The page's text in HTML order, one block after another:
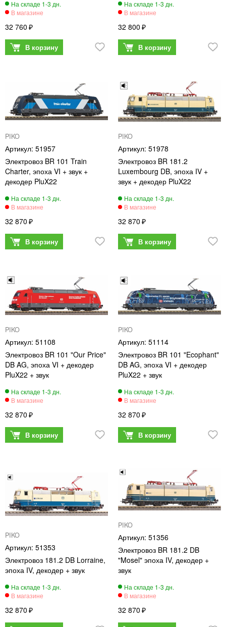
32 760 32 800
PIKO
51957
Электровоз BR 101 Train
Charter, эпоха VI + звук +
декодер PluX22
32 870
PIKO
51978
Электровоз BR 181.2
Luxembourg DB, эпоха IV +
звук + декодер PluX22
32 870
PIKO
51108
Электровоз BR 101 "Our Price"
DB AG, эпоха VI + декодер
PluX22 + звук
32 870
PIKO
51114
Электровоз BR 101 "Ecophant"
DB AG, эпоха VI + декодер
PluX22 + звук
32 870
PIKO
51353
Электровоз 181.2 DB Lorraine,
эпоха IV, декодер + звук
32 870
PIKO
51356
Электровоз BR 181.2 DB
"Mosel" эпоха IV, декодер +
звук
32 870